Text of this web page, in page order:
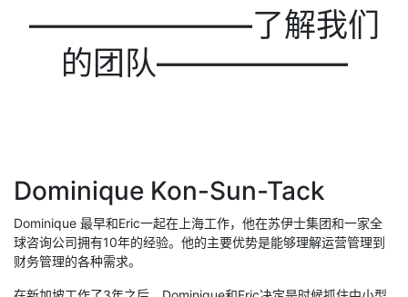
———————了解我们
的团队——————
Dominique Kon-Sun-Tack
Dominique 最早和Eric一起在上海工作，他在苏伊士集团和一家全
球咨询公司拥有10年的经验。他的主要优势是能够理解运营管理到
财务管理的各种需求。